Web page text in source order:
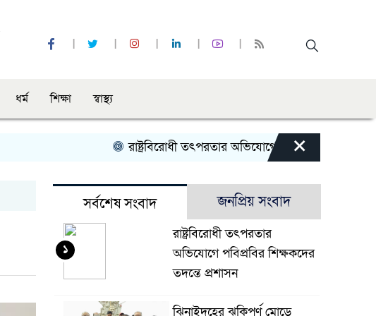
ধর্ম শিক্ষা স্বাস্থ্য
রাষ্ট্রবিরোধী তৎপরতার অভিযোগে পবিপ্রবির শিক্ষকদের তদন্তে
×
সর্বশেষ সংবাদ জনপ্রিয় সংবাদ
রাষ্ট্রবিরোধী তৎপরতার
অভিযোগে পবিপ্রবির শিক্ষকদের
তদন্তে প্রশাসন
১
ঝিনাইদহের ঝুকিপূর্ণ মোড়ে